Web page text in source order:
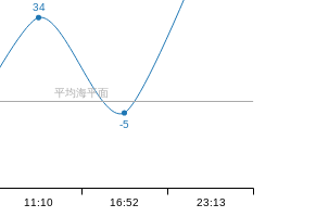
34
-5
平均海平面
11:10 16:52 23:13